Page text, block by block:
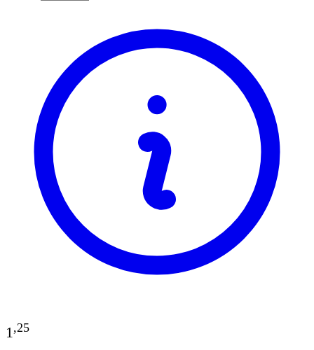
1,25